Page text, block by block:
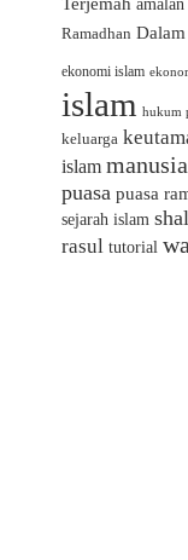
amalan
Ramadhan
ekonomi islam
islam hukum
keluarga
islam manusia
puasa puasa
sejarah islam
rasul tutorial